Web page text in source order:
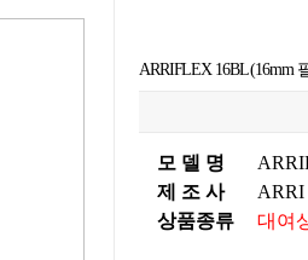
ARRIFLEX 16BL (16mm
모 델 명
제 조 사
ARRI
상품종류
대여